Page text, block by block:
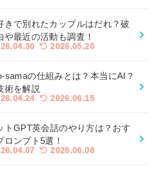
きで別れたカップルはだれ？破
や最近の活動も調査！
2026.05.20
samaの仕組みとは？本当にAI？
術を解説
2026.06.15
トGPT英会話のやり方は？おす
ロンプト5選！
2026.06.08